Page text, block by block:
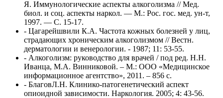
Я. Иммунологические аспекты алкоголизма // Мед.
биол. и соц. аспекты наркол. — М.: Рос. гос. мед. ун-т,
1997. — С. 15-17.
- Цагарейшвили К.А. Частота кожных болезней у лиц,
страдающих хроническим алкоголизмом // Вестн.
дерматологии и венерологии. - 1987; 11: 53-55.
- Алкоголизм: руководство для врачей / под ред. Н.Н.
Иванца, М.А. Винниковой. – М.: ООО «Медицинское
информационное агентство», 2011. – 856 с.
- БлаговЛ.Н. Клинико-патогенетический аспект
опиоидной зависимости. Наркология. 2005; 4: 43-56.